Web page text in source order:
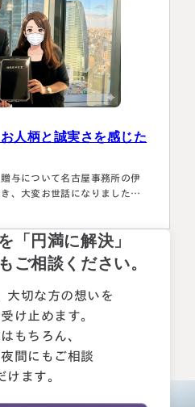
人柄と誠実さを感じた
与について名古屋事務所の伊
、大変お世話になりました。
ように、わかるまで何度も教
「円満に解決」
ご相談ください。
大切な方の想いを
け止めます。
もちろん、
間にもご相談
けます。